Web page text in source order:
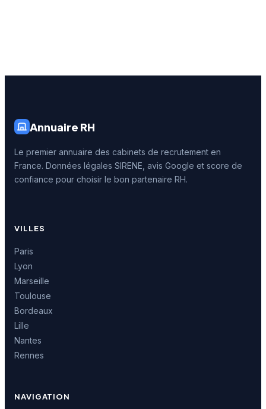
Annuaire RH
Le premier annuaire des cabinets de recrutement en
France. Données légales SIRENE, avis Google et score de
confiance pour choisir le bon partenaire RH.
VILLES
Paris
Lyon
Marseille
Toulouse
Bordeaux
Lille
Nantes
Rennes
NAVIGATION